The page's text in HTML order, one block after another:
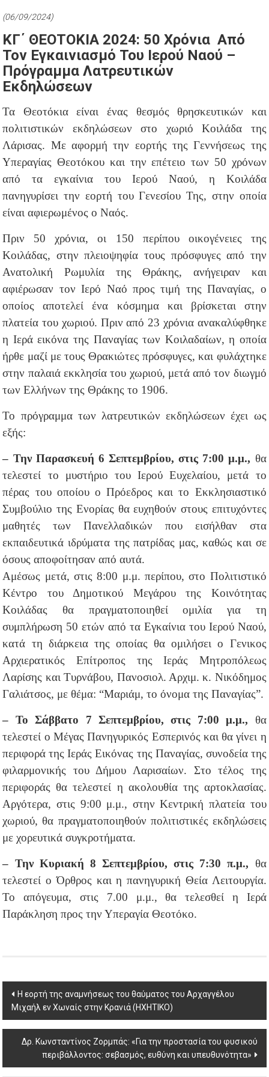
(06/09/2024)
ΚΓ΄ ΘΕΟΤΟΚΙΑ 2024: 50 Χρόνια Από
Τον Εγκαινιασμό Του Ιερού Ναού –
Πρόγραμμα Λατρευτικών
Εκδηλώσεων
Τα Θεοτόκια είναι ένας θεσμός θρησκευτικών και
πολιτιστικών εκδηλώσεων στο χωριό Κοιλάδα της
Λάρισας. Με αφορμή την εορτής της Γεννήσεως της
Υπεραγίας Θεοτόκου και την επέτειο των 50 χρόνων
από τα εγκαίνια του Ιερού Ναού, η Κοιλάδα
πανηγυρίσει την εορτή του Γενεσίου Της, στην οποία
είναι αφιερωμένος ο Ναός.
Πριν 50 χρόνια, οι 150 περίπου οικογένειες της
Κοιλάδας, στην πλειοψηφία τους πρόσφυγες από την
Ανατολική Ρωμυλία της Θράκης, ανήγειραν και
αφιέρωσαν τον Ιερό Ναό προς τιμή της Παναγίας, ο
οποίος αποτελεί ένα κόσμημα και βρίσκεται στην
πλατεία του χωριού. Πριν από 23 χρόνια ανακαλύφθηκε
η Ιερά εικόνα της Παναγίας των Κοιλαδαίων, η οποία
ήρθε μαζί με τους Θρακιώτες πρόσφυγες, και φυλάχτηκε
στην παλαιά εκκλησία του χωριού, μετά από τον διωγμό
των Ελλήνων της Θράκης το 1906.
Το πρόγραμμα των λατρευτικών εκδηλώσεων έχει ως
εξής:
– Την Παρασκευή 6 Σεπτεμβρίου, στις 7:00 μ.μ., θα
τελεστεί το μυστήριο του Ιερού Ευχελαίου, μετά το
πέρας του οποίου ο Πρόεδρος και το Εκκλησιαστικό
Συμβούλιο της Ενορίας θα ευχηθούν στους επιτυχόντες
μαθητές των Πανελλαδικών που εισήλθαν στα
εκπαιδευτικά ιδρύματα της πατρίδας μας, καθώς και σε
όσους αποφοίτησαν από αυτά.
Αμέσως μετά, στις 8:00 μ.μ. περίπου, στο Πολιτιστικό
Κέντρο του Δημοτικού Μεγάρου της Κοινότητας
Κοιλάδας θα πραγματοποιηθεί ομιλία για τη
συμπλήρωση 50 ετών από τα Εγκαίνια του Ιερού Ναού,
κατά τη διάρκεια της οποίας θα ομιλήσει ο Γενικος
Αρχιερατικός Επίτροπος της Ιεράς Μητροπόλεως
Λαρίσης και Τυρνάβου, Πανοσιολ. Αρχιμ. κ. Νικόδημος
Γαλιάτσος, με θέμα: “Μαριάμ, το όνομα της Παναγίας”.
– Το Σάββατο 7 Σεπτεμβρίου, στις 7:00 μ.μ., θα
τελεστεί ο Μέγας Πανηγυρικός Εσπερινός και θα γίνει η
περιφορά της Ιεράς Εικόνας της Παναγίας, συνοδεία της
φιλαρμονικής του Δήμου Λαρισαίων. Στο τέλος της
περιφοράς θα τελεστεί η ακολουθία της αρτοκλασίας.
Αργότερα, στις 9:00 μ.μ., στην Κεντρική πλατεία του
χωριού, θα πραγματοποιηθούν πολιτιστικές εκδηλώσεις
με χορευτικά συγκροτήματα.
– Την Κυριακή 8 Σεπτεμβρίου, στις 7:30 π.μ., θα
τελεστεί ο Όρθρος και η πανηγυρική Θεία Λειτουργία.
Το απόγευμα, στις 7.00 μ.μ., θα τελεσθεί η Ιερά
Παράκληση προς την Υπεραγία Θεοτόκο.
Post
navigation
Η εορτή της αναμνήσεως του θαύματος του Αρχαγγέλου
Μιχαήλ εν Χωναίς στην Κρανιά (ΗΧΗΤΙΚΟ)
Δρ. Κωνσταντίνος Ζορμπάς: «Για την προστασία του φυσικού
περιβάλλοντος: σεβασμός, ευθύνη και υπευθυνότητα»